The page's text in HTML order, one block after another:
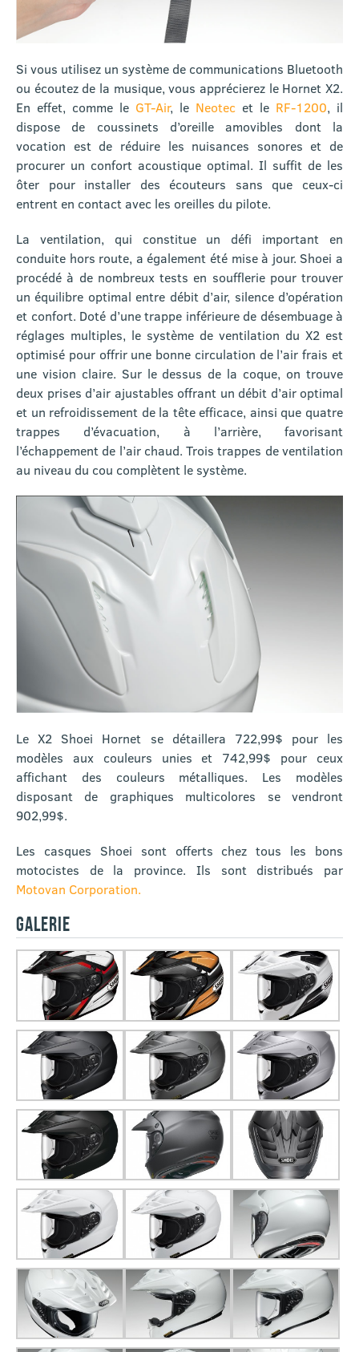
Si vous utilisez un système de communications Bluetooth
ou écoutez de la musique, vous apprécierez le Hornet X2.
En effet, comme le GT-Air, le Neotec et le RF-1200, il
dispose de coussinets d’oreille amovibles dont la
vocation est de réduire les nuisances sonores et de
procurer un confort acoustique optimal. Il suffit de les
ôter pour installer des écouteurs sans que ceux-ci
entrent en contact avec les oreilles du pilote.
La ventilation, qui constitue un défi important en
conduite hors route, a également été mise à jour. Shoei a
procédé à de nombreux tests en soufflerie pour trouver
un équilibre optimal entre débit d’air, silence d’opération
et confort. Doté d’une trappe inférieure de désembuage à
réglages multiples, le système de ventilation du X2 est
optimisé pour offrir une bonne circulation de l’air frais et
une vision claire. Sur le dessus de la coque, on trouve
deux prises d’air ajustables offrant un débit d’air optimal
et un refroidissement de la tête efficace, ainsi que quatre
trappes d’évacuation, à l’arrière, favorisant
l’échappement de l’air chaud. Trois trappes de ventilation
au niveau du cou complètent le système.
Le X2 Shoei Hornet se détaillera 722,99$ pour les
modèles aux couleurs unies et 742,99$ pour ceux
affichant des couleurs métalliques. Les modèles
disposant de graphiques multicolores se vendront
902,99$.
Les casques Shoei sont offerts chez tous les bons
motocistes de la province. Ils sont distribués par
Motovan Corporation.
GALERIE